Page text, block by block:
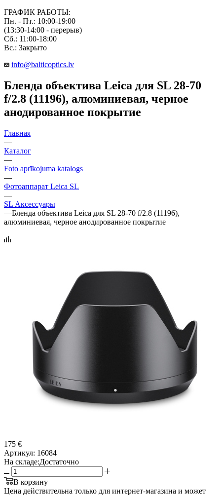
ГРАФИК РАБОТЫ:
Пн. - Пт.: 10:00-19:00
(13:30-14:00 - перерыв)
Сб.: 11:00-18:00
Вс.: Закрыто
info@balticoptics.lv
Бленда объектива Leica для SL 28-70
f/2.8 (11196), алюминиевая, черное
анодированное покрытие
Главная
—
Каталог
—
Foto aprīkojuma katalogs
—
Фотоаппарат Leica SL
—
SL Аксессуары
—Бленда объектива Leica для SL 28-70 f/2.8 (11196),
алюминиевая, черное анодированное покрытие
175 €
Артикул: 16084
На складе:Достаточно
В корзину
Цена действительна только для интернет-магазина и может